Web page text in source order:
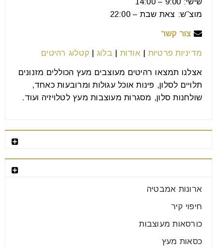
04 אוג
ישנם מעט מאוד דברים שמלווים אותנו למשך עשורים
שישי: 9:00 – 14:00
מוצ”ש: צאת שבת – 22:00
צור קשר
מדיניות פרטיות |אודות בלוג קטלוג רהיטים
אצלנו תמצאו רהיטים מעוצבים מעץ הכוללים מזנונים
תלויים לסלון, פינות אוכל עגולות ומרובעות כאחד,
שולחנות סלון, מסגרות מעוצבות מעץ לטלויזיה ועוד.
ארונות אמבטיה
חיפוי קיר
כורסאות מעוצבות
כסאות מעץ